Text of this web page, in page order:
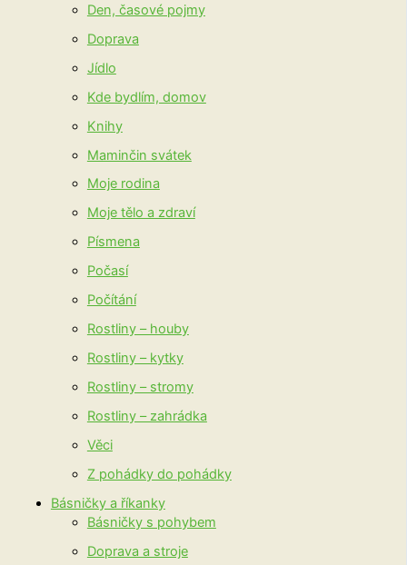
Den, časové pojmy
Doprava
Jídlo
Kde bydlím, domov
Knihy
Maminčin svátek
Moje rodina
Moje tělo a zdraví
Písmena
Počasí
Počítání
Rostliny – houby
Rostliny – kytky
Rostliny – stromy
Rostliny – zahrádka
Věci
Z pohádky do pohádky
Básničky a říkanky
Básničky s pohybem
Doprava a stroje